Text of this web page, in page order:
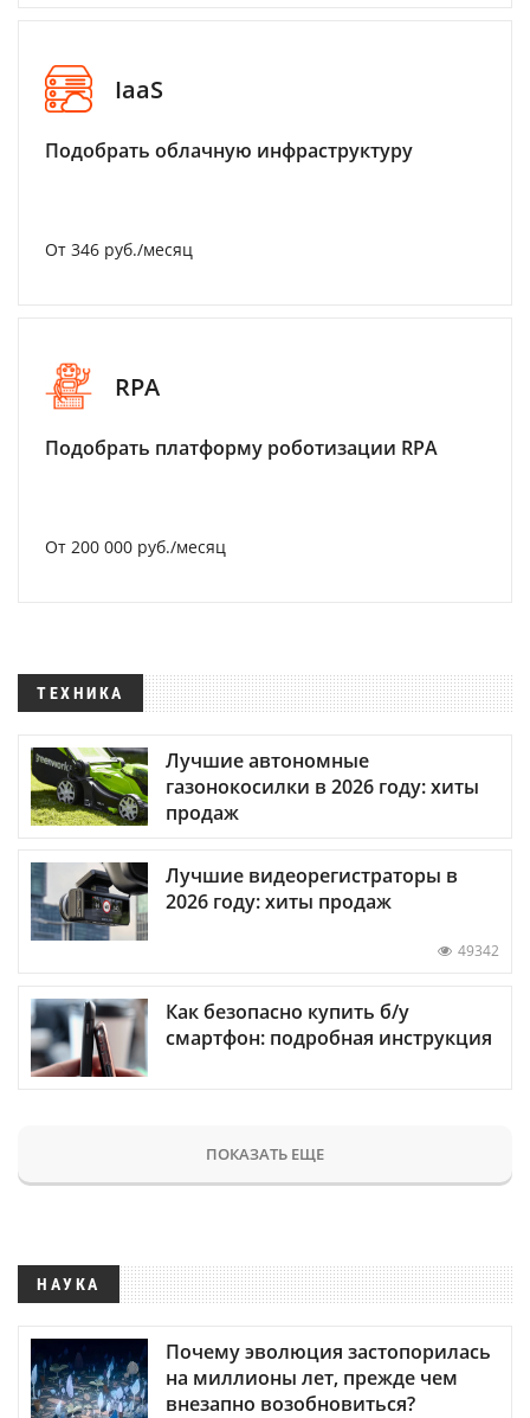
IaaS
Подобрать облачную инфраструктуру
От 346 руб./месяц
RPA
Подобрать платформу роботизации RPA
От 200 000 руб./месяц
ТЕХНИКА
Лучшие автономные
газонокосилки в 2026 году: хиты
продаж
Лучшие видеорегистраторы в
2026 году: хиты продаж
49342
Как безопасно купить б/у
смартфон: подробная инструкция
ПОКАЗАТЬ ЕЩЕ
НАУКА
Почему эволюция застопорилась
на миллионы лет, прежде чем
внезапно возобновиться?